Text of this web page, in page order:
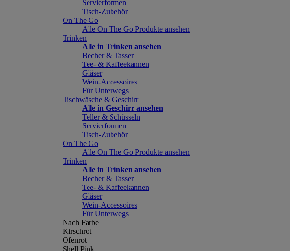
Servierformen
Tisch-Zubehör
On The Go
Alle On The Go Produkte ansehen
Trinken
Alle in Trinken ansehen
Becher & Tassen
Tee- & Kaffeekannen
Gläser
Wein-Accessoires
Für Unterwegs
Tischwäsche & Geschirr
Alle in Geschirr ansehen
Teller & Schüsseln
Servierformen
Tisch-Zubehör
On The Go
Alle On The Go Produkte ansehen
Trinken
Alle in Trinken ansehen
Becher & Tassen
Tee- & Kaffeekannen
Gläser
Wein-Accessoires
Für Unterwegs
Nach Farbe
Kirschrot
Ofenrot
Shell Pink